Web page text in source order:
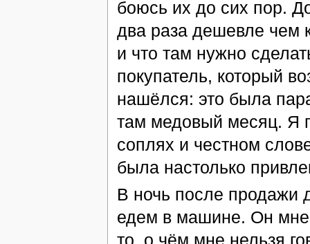
боюсь их до сих пор.
два раза дешевле чем
и что там нужно
покупатель, который
нашёлся: это была
там медовый месяц. Я
соплях и честном
была настолько
В ночь после продажи
едем в машине. Он мне
то, о чём мне нельзя